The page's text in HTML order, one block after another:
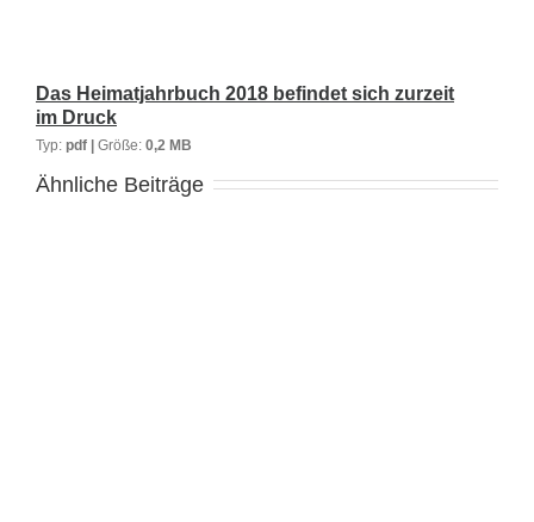
Das Heimatjahrbuch 2018 befindet sich zurzeit
im Druck
Typ: pdf | Größe: 0,2 MB
Ähnliche Beiträge